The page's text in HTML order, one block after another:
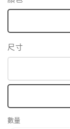
尺寸
數量